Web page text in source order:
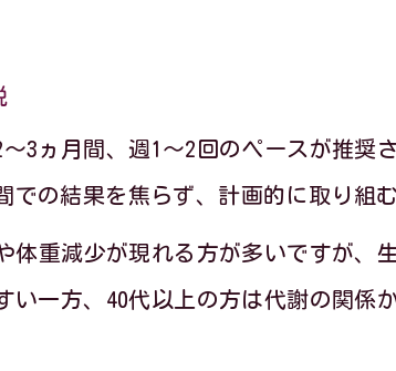
ットで心身ともに整う習慣を作る
ットで女性が感じる嬉しい変化とは
ットで生活習慣を見直すきっかけに
ットで理想の自分を実現する一歩
を選ぶ理由と理想の未来へ
3ヵ月間、週1〜2回のペースが推奨
の結果を焦らず、計画的に取り組
体重減少が現れる方が多いですが、
い一方、40代以上の方は代謝の関係